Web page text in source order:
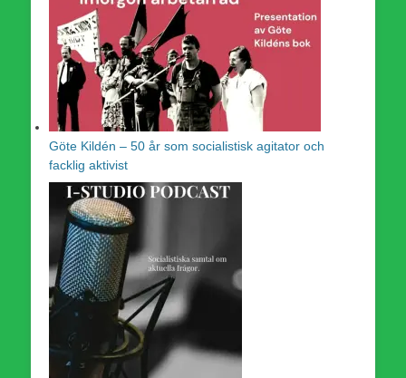
Göte Kildén – 50 år som socialistisk agitator och
facklig aktivist